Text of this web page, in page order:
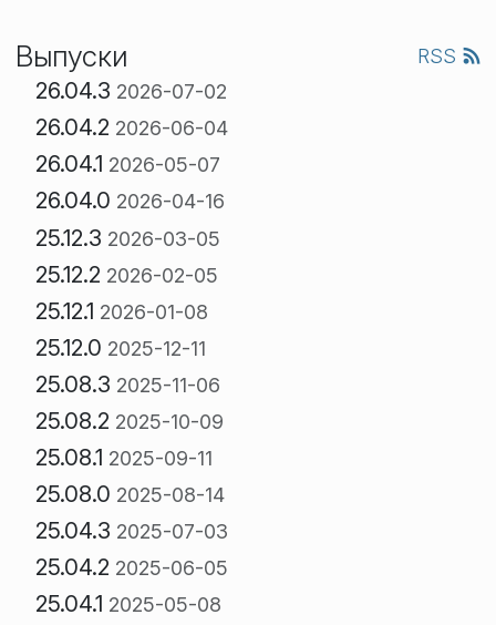
Выпуски RSS
26.04.3 2026-07-02
26.04.2 2026-06-04
26.04.1 2026-05-07
26.04.0 2026-04-16
25.12.3 2026-03-05
25.12.2 2026-02-05
25.12.1 2026-01-08
25.12.0 2025-12-11
25.08.3 2025-11-06
25.08.2 2025-10-09
25.08.1 2025-09-11
25.08.0 2025-08-14
25.04.3 2025-07-03
25.04.2 2025-06-05
25.04.1 2025-05-08